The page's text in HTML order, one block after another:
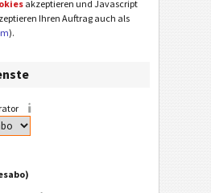
akzeptieren und Javascript
Ihren Auftrag auch als
).